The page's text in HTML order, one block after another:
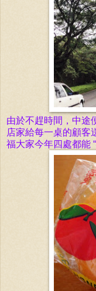
由於不趕時間，中途
店家給每一桌的顧客
福大家今年四處都能 “